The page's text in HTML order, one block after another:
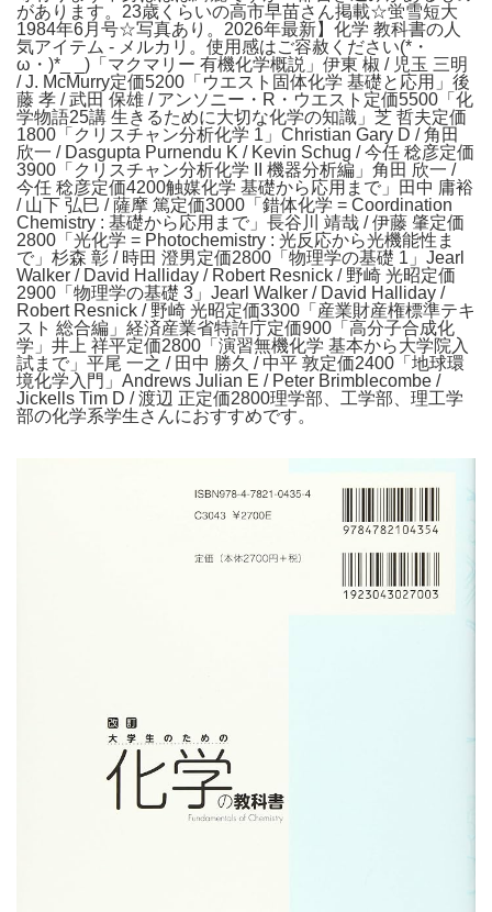
があります。23歳くらいの高市早苗さん掲載☆蛍雪短大
1984年6月号☆写真あり。2026年最新】化学 教科書の人
気アイテム - メルカリ。使用感はご容赦ください(*・
ω・)*_ _)「マクマリー 有機化学概説」伊東 椒 / 児玉 三明
/ J. McMurry定価5200「ウエスト固体化学 基礎と応用」後
藤 孝 / 武田 保雄 / アンソニー・R・ウエスト定価5500「化
学物語25講 生きるために大切な化学の知識」芝 哲夫定価
1800「クリスチャン分析化学 1」Christian Gary D / 角田
欣一 / Dasgupta Purnendu K / Kevin Schug / 今任 稔彦定価
3900「クリスチャン分析化学 II 機器分析編」角田 欣一 /
今任 稔彦定価4200触媒化学 基礎から応用まで」田中 庸裕
/ 山下 弘巳 / 薩摩 篤定価3000「錯体化学 = Coordination
Chemistry : 基礎から応用まで」長谷川 靖哉 / 伊藤 肇定価
2800「光化学 = Photochemistry : 光反応から光機能性ま
で」杉森 彰 / 時田 澄男定価2800「物理学の基礎 1」Jearl
Walker / David Halliday / Robert Resnick / 野崎 光昭定価
2900「物理学の基礎 3」Jearl Walker / David Halliday /
Robert Resnick / 野崎 光昭定価3300「産業財産権標準テキ
スト 総合編」経済産業省特許庁定価900「高分子合成化
学」井上 祥平定価2800「演習無機化学 基本から大学院入
試まで」平尾 一之 / 田中 勝久 / 中平 敦定価2400「地球環
境化学入門」Andrews Julian E / Peter Brimblecombe /
Jickells Tim D / 渡辺 正定価2800理学部、工学部、理工学
部の化学系学生さんにおすすめです。